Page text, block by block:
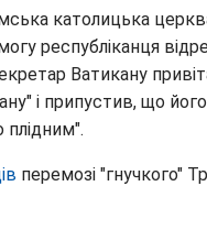
католицька
республіканця
Ватикану
і припустив, що
перемозі "гнучкого"